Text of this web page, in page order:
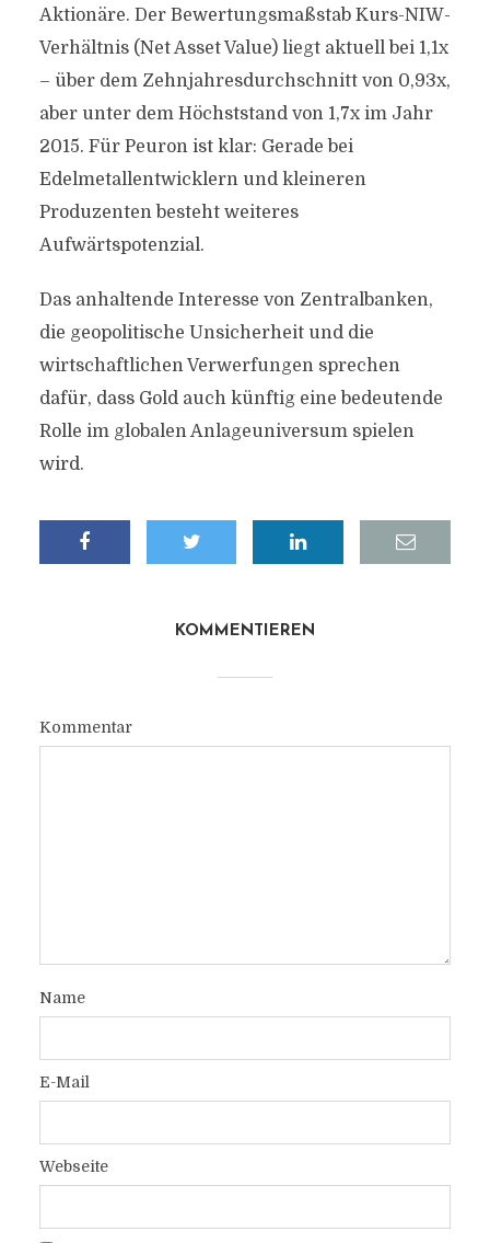
Aktionäre. Der Bewertungsmaßstab Kurs-NIW-
Verhältnis (Net Asset Value) liegt aktuell bei 1,1x
– über dem Zehnjahresdurchschnitt von 0,93x,
aber unter dem Höchststand von 1,7x im Jahr
2015. Für Peuron ist klar: Gerade bei
Edelmetallentwicklern und kleineren
Produzenten besteht weiteres
Aufwärtspotenzial.
Das anhaltende Interesse von Zentralbanken,
die geopolitische Unsicherheit und die
wirtschaftlichen Verwerfungen sprechen
dafür, dass Gold auch künftig eine bedeutende
Rolle im globalen Anlageuniversum spielen
wird.
KOMMENTIEREN
Kommentar
Name
E-Mail
Webseite